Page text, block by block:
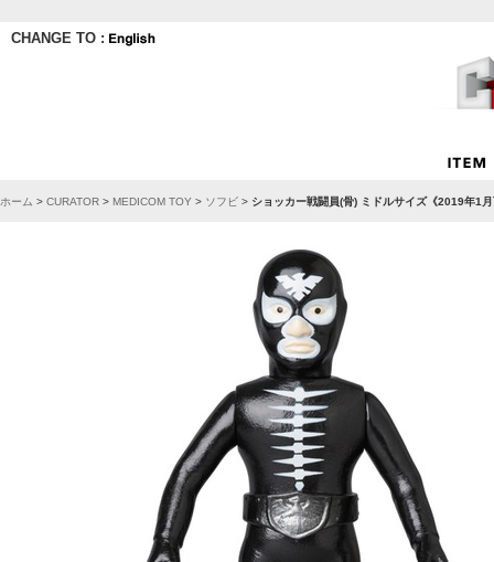
CHANGE TO :
ホーム > CURATOR > MEDICOM TOY > ソフビ > ショッカー戦闘員(骨) ミドルサイズ《2019年1